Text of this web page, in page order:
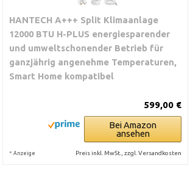
HANTECH A+++ Split Klimaanlage
12000 BTU H-PLUS energiesparender
und umweltschonender Betrieb für
ganzjährig angenehme Temperaturen,
Smart Home kompatibel
599,00 €
Bei Amazon
ansehen
* Anzeige Preis inkl. MwSt., zzgl. Versandkosten